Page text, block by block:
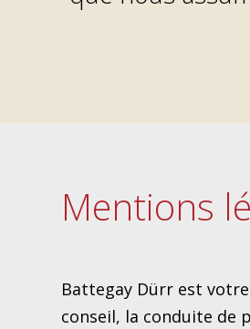
Mentions
Battegay Dürr est
conseil, la conduite de